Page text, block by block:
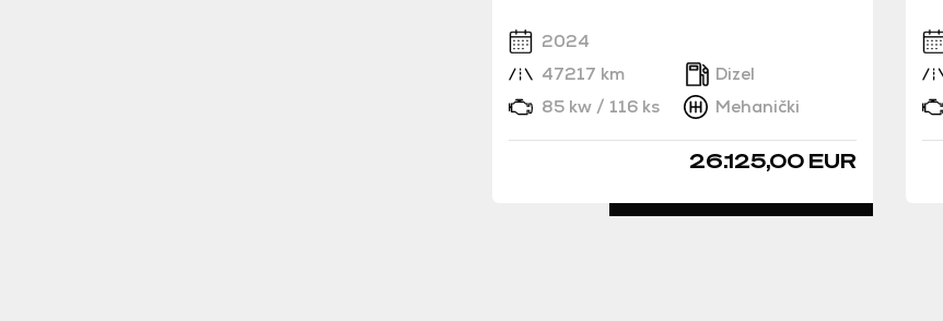
2024
47217 km
Dizel
85 kw / 116 ks
Mehanički
26.125,00 EUR